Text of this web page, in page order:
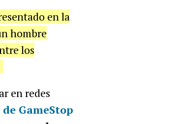
en la
hombre
los
en redes
GameStop